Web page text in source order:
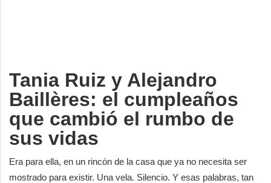
Tania Ruiz y Alejandro
Baillères: el cumpleaños
que cambió el rumbo de
sus vidas
Era para ella, en un rincón de la casa que ya no necesita ser
mostrado para existir. Una vela. Silencio. Y esas palabras, tan